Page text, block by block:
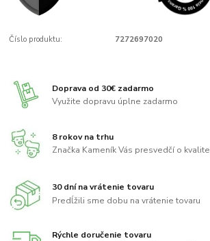
Číslo produktu: 7272697020
Doprava od 30€ zadarmo
Využite dopravu úplne zadarmo
8 rokov na trhu
Značka Kameník Vás presvedčí o kvalite
30 dní na vrátenie tovaru
Predĺžili sme dobu na vrátenie tovaru
Rýchle doručenie tovaru